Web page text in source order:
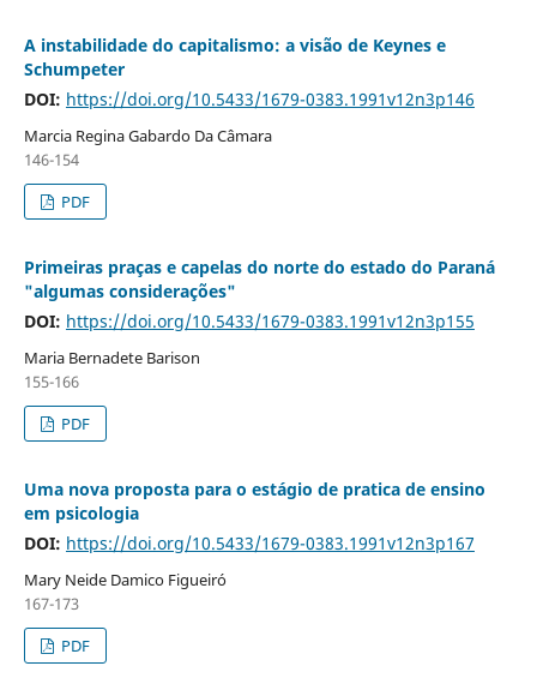
A instabilidade do capitalismo: a visão de Keynes e
Schumpeter
DOI: https://doi.org/10.5433/1679-0383.1991v12n3p146
Marcia Regina Gabardo Da Câmara
146-154
PDF
Primeiras praças e capelas do norte do estado do Paraná
"algumas considerações"
DOI: https://doi.org/10.5433/1679-0383.1991v12n3p155
Maria Bernadete Barison
155-166
PDF
Uma nova proposta para o estágio de pratica de ensino
em psicologia
DOI: https://doi.org/10.5433/1679-0383.1991v12n3p167
Mary Neide Damico Figueiró
167-173
PDF